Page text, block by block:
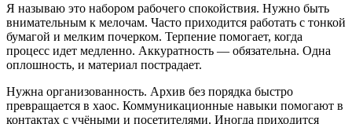
Я называю это набором рабочего спокойствия. Нужно быть
внимательным к мелочам. Часто приходится работать с тонкой
бумагой и мелким почерком. Терпение помогает, когда
процесс идет медленно. Аккуратность — обязательна. Одна
оплошность, и материал пострадает.
Нужна организованность. Архив без порядка быстро
превращается в хаос. Коммуникационные навыки помогают в
контактах с учёными и посетителями. Иногда приходится